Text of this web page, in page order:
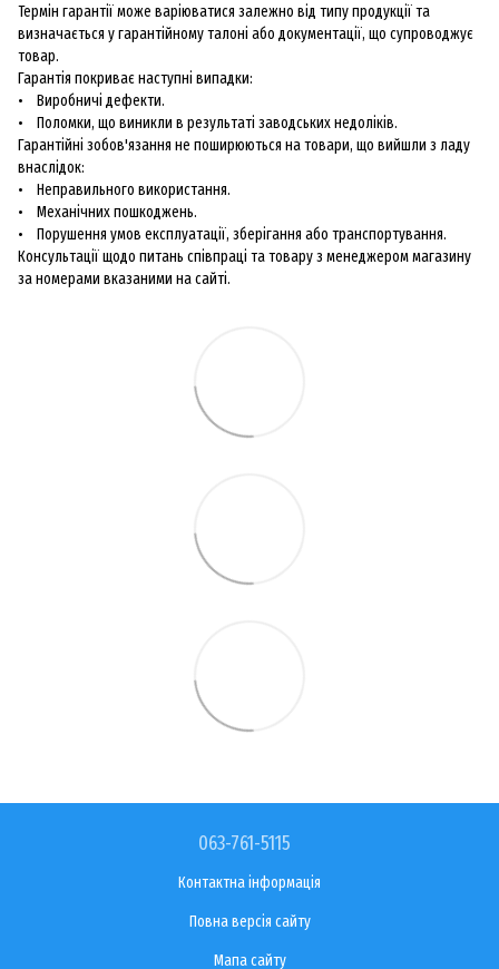
Термін гарантії може варіюватися залежно від типу продукції та
визначається у гарантійному талоні або документації, що супроводжує
товар.
Гарантія покриває наступні випадки:
• Виробничі дефекти.
• Поломки, що виникли в результаті заводських недоліків.
Гарантійні зобов'язання не поширюються на товари, що вийшли з ладу
внаслідок:
• Неправильного використання.
• Механічних пошкоджень.
• Порушення умов експлуатації, зберігання або транспортування.
Консультації щодо питань співпраці та товару з менеджером магазину
за номерами вказаними на сайті.
063-761-5115
Контактна інформація
Повна версія сайту
Мапа сайту